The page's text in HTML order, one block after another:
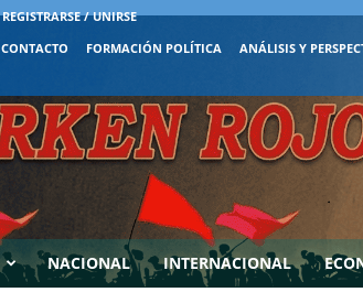
REGISTRARSE / UNIRSE
CONTACTO FORMACIÓN POLÍTICA ANÁLISIS Y
NACIONAL INTERNACIONAL